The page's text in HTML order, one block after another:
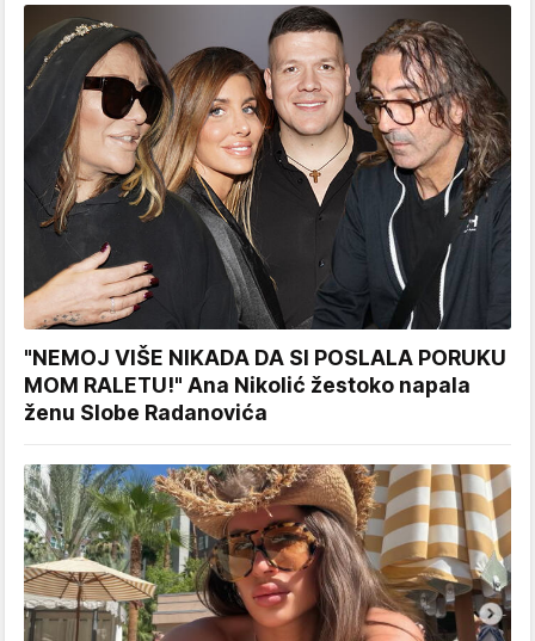
"NEMOJ VIŠE NIKADA DA SI POSLALA PORUKU
MOM RALETU!" Ana Nikolić žestoko napala
ženu Slobe Radanovića